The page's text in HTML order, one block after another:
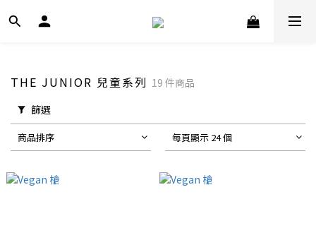
THE JUNIOR 兒童系列 19 件商品
篩選
商品排序 每頁顯示 24 個